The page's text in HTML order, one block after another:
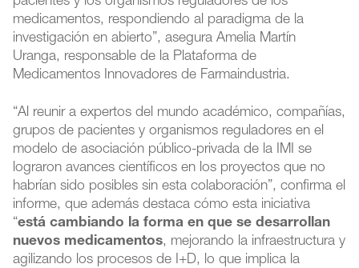
medicamentos, respondiendo al paradigma de la
investigación en abierto”, asegura Amelia Martín
Uranga, responsable de la Plataforma de
Medicamentos Innovadores de Farmaindustria.
“Al reunir a expertos del mundo académico, compañías,
grupos de pacientes y organismos reguladores en el
modelo de asociación público-privada de la IMI se
lograron avances científicos en los proyectos que no
habrían sido posibles sin esta colaboración”, confirma el
informe, que además destaca cómo esta iniciativa
“está cambiando la forma en que se desarrollan
nuevos medicamentos, mejorando la infraestructura y
agilizando los procesos de I+D, lo que implica la